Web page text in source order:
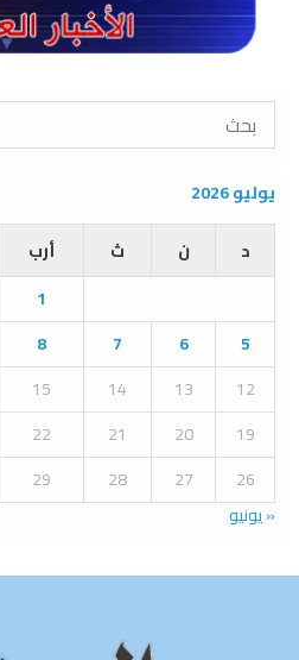
S
r
c
o
يوليو 2026
د
ن ث أرب
1
5
6
7
8
12
13
14
15
19
20
21
22
26
27
28
29
« يونيو